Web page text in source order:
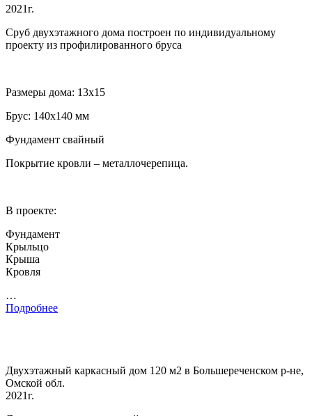
2021г.
Сруб двухэтажного дома построен по индивидуальному
проекту из профилированного бруса
Размеры дома: 13х15
Брус: 140х140 мм
Фундамент свайный
Покрытие кровли – металлочерепица.
В проекте:
Фундамент
Крыльцо
Крыша
Кровля
…
Подробнее
Двухэтажный каркасный дом 120 м2 в Большереченском р-не,
Омской обл.
2021г.